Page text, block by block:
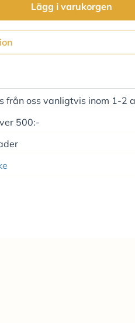
Lägg i varukorgen
från oss vanligtvis inom 1-2
500:-